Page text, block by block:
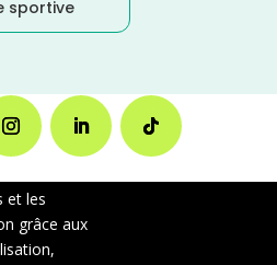
sportive
et les
grâce aux